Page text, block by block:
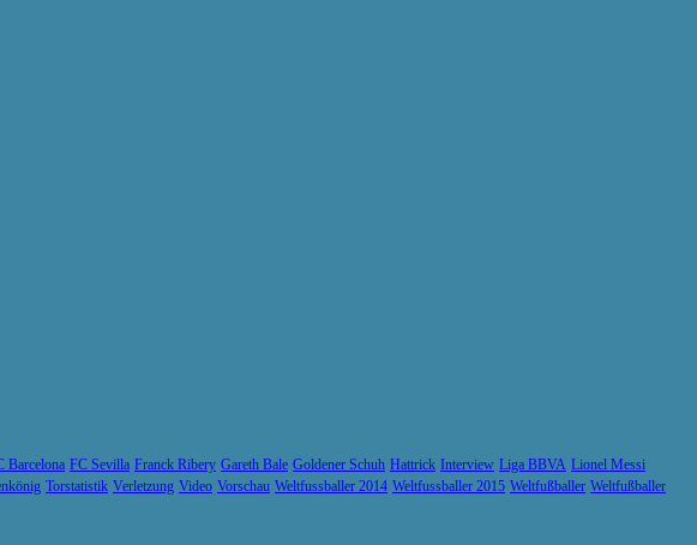
Barcelona FC Sevilla Franck Ribery Gareth Bale Goldener Schuh Hattrick Interview Liga BBVA Lionel Messi
Torstatistik Verletzung Video Vorschau Weltfussballer 2014 Weltfussballer 2015 Weltfußballer Weltfußballer